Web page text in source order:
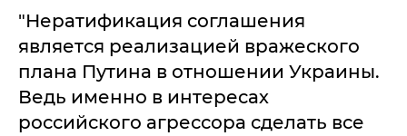
"Нератификация соглашения
является реализацией вражеского
плана Путина в отношении Украины.
Ведь именно в интересах
российского агрессора сделать все